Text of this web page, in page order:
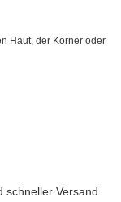
Haut, der Körner oder
Versand.